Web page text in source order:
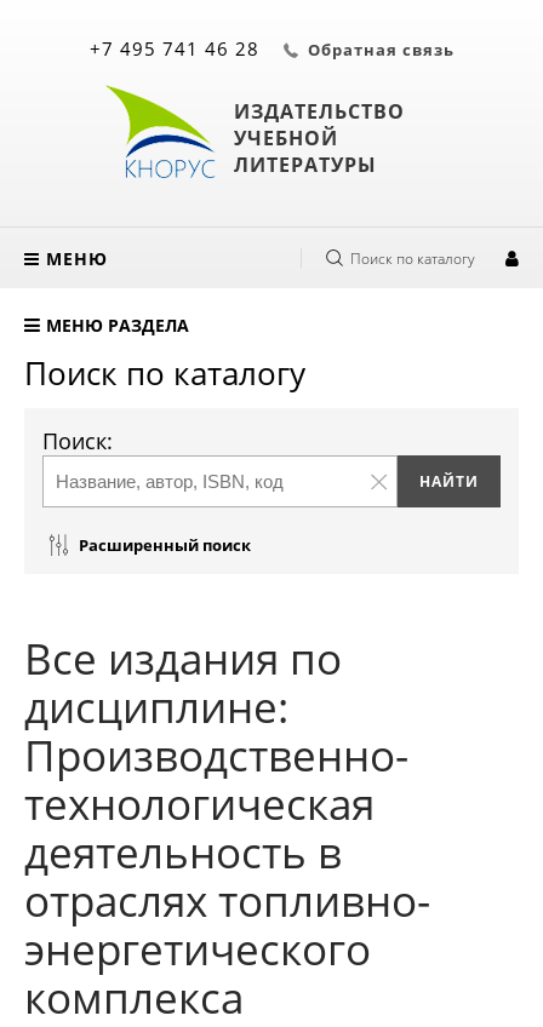
ИЗДАТЕЛЬСТВО
УЧЕБНОЙ
ЛИТЕРАТУРЫ
+7 495 741 46 28 Обратная связь
МЕНЮ Поиск по каталогу
МЕНЮ РАЗДЕЛА
Поиск по каталогу
Поиск:
Расширенный поиск
Все издания по
дисциплине:
Производственно-
технологическая
деятельность в
отраслях топливно-
энергетического
комплекса